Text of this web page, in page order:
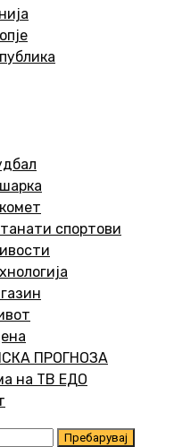
спортови
ПРОГНОЗА
на ТВ ЕДО